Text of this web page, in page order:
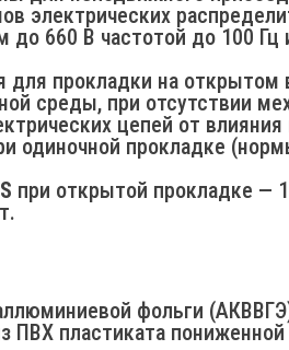
электрических
660 В частотой до 100 Гц
для прокладки на открытом
среды, при отсутствии
цепей от
одиночной прокладке
при открытой прокладке —
фольги
пластиката пониженной